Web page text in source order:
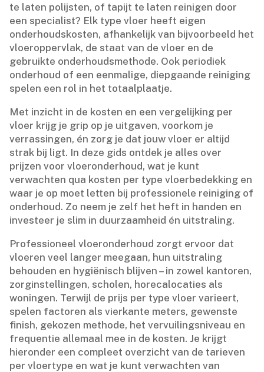
te laten polijsten, of tapijt te laten reinigen door
een specialist? Elk type vloer heeft eigen
onderhoudskosten, afhankelijk van bijvoorbeeld het
vloeroppervlak, de staat van de vloer en de
gebruikte onderhoudsmethode.​ Ook periodiek
onderhoud of een eenmalige, diepgaande reiniging
spelen een rol in het totaalplaatje.​
Met inzicht in de kosten en een vergelijking per
vloer krijg je grip op je uitgaven, voorkom je
verrassingen, én zorg je dat jouw vloer er altijd
strak bij ligt.​ In deze gids ontdek je alles over
prijzen voor vloeronderhoud, wat je kunt
verwachten qua kosten per type vloerbedekking en
waar je op moet letten bij professionele reiniging of
onderhoud.​ Zo neem je zelf het heft in handen en
investeer je slim in duurzaamheid én uitstraling.​
Professioneel vloeronderhoud zorgt ervoor dat
vloeren veel langer meegaan, hun uitstraling
behouden en hygiënisch blijven – in zowel kantoren,
zorginstellingen, scholen, horecalocaties als
woningen.​ Terwijl de prijs per type vloer varieert,
spelen factoren als vierkante meters, gewenste
finish, gekozen methode, het vervuilingsniveau en
frequentie allemaal mee in de kosten.​ Je krijgt
hieronder een compleet overzicht van de tarieven
per vloertype en wat je kunt verwachten van